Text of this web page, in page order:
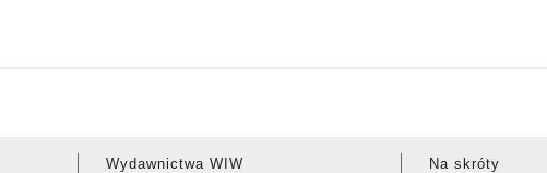
Wydawnictwa WIW
Na skróty